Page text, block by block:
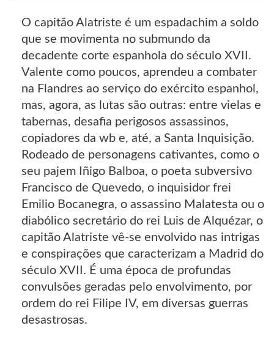
O capitão Alatriste é um espadachim a soldo
que se movimenta no submundo da
decadente corte espanhola do século XVII.
Valente como poucos, aprendeu a combater
na Flandres ao serviço do exército espanhol,
mas, agora, as lutas são outras: entre vielas e
tabernas, desafia perigosos assassinos,
copiadores da wb e, até, a Santa Inquisição.
Rodeado de personagens cativantes, como o
seu pajem Iñigo Balboa, o poeta subversivo
Francisco de Quevedo, o inquisidor frei
Emilio Bocanegra, o assassino Malatesta ou o
diabólico secretário do rei Luis de Alquézar, o
capitão Alatriste vê-se envolvido nas intrigas
e conspirações que caracterizam a Madrid do
século XVII. É uma época de profundas
convulsões geradas pelo envolvimento, por
ordem do rei Filipe IV, em diversas guerras
desastrosas.